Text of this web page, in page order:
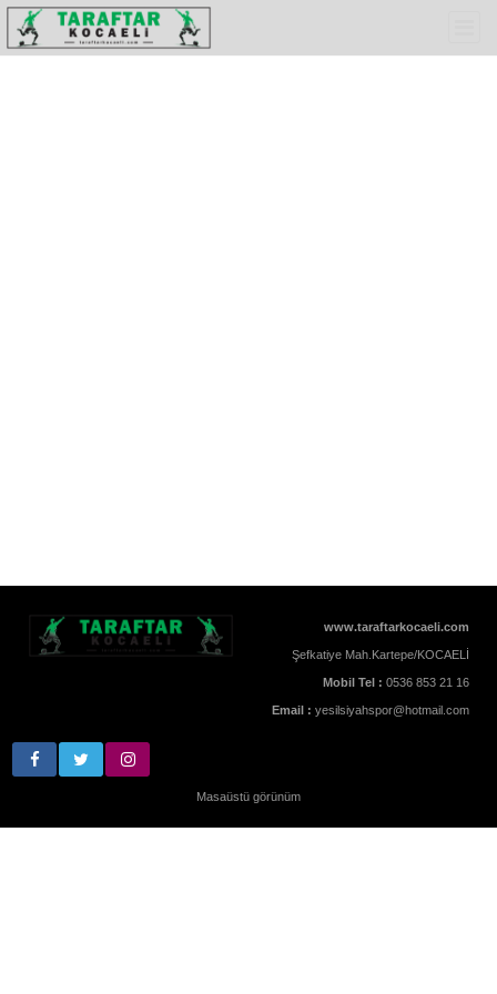
www.taraftarkocaeli.com
Şefkatiye Mah.Kartepe/KOCAELİ
Mobil Tel : 0536 853 21 16
Email : yesilsiyahspor@hotmail.com
Masaüstü görünüm